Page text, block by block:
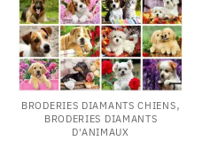
BRODERIES DIAMANTS CHIENS,
BRODERIES DIAMANTS
D'ANIMAUX